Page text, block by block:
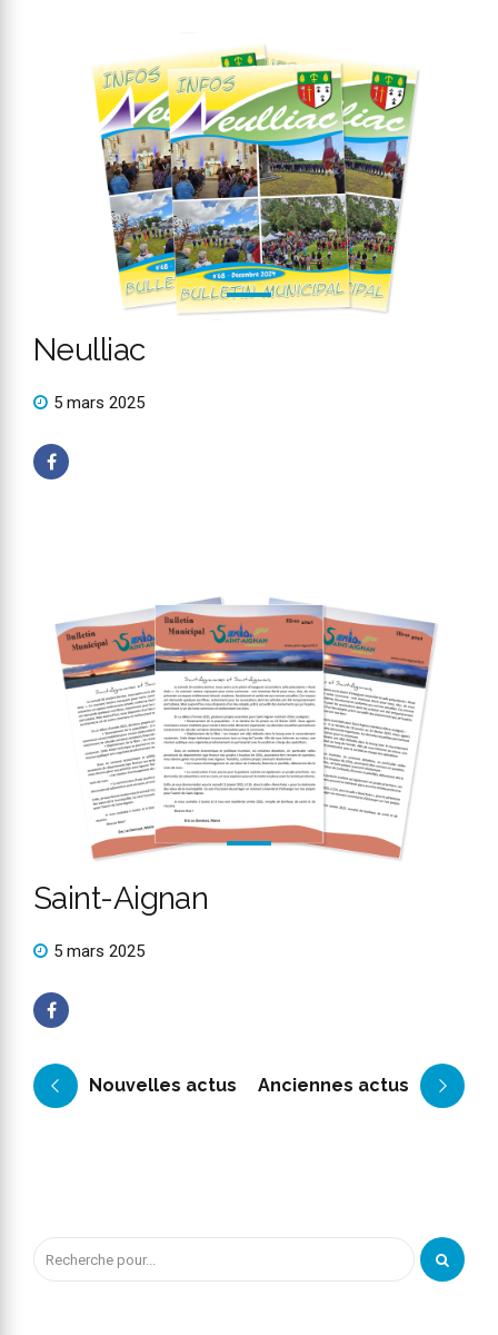
Neulliac
5 mars 2025
Saint-Aignan
5 mars 2025
Nouvelles actus Anciennes actus